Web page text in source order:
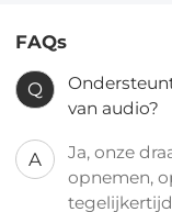
FAQs
Q
van audio?
A
Ja, onze
opnemen,